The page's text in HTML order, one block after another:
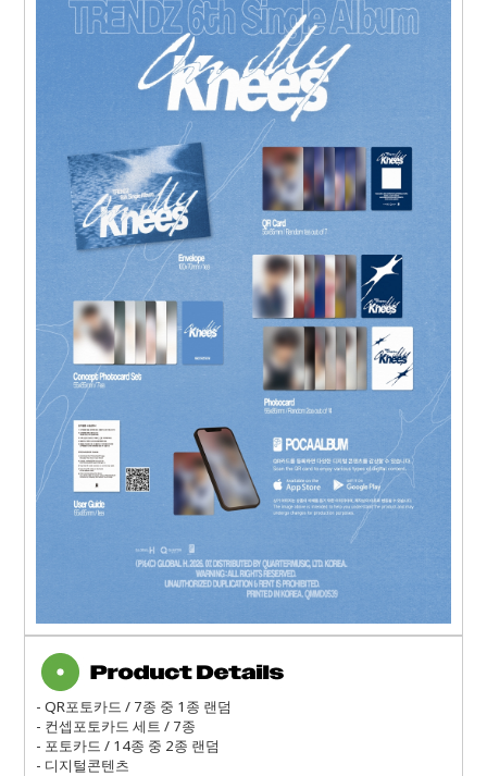
- QR포토카드 / 7종 중 1종 랜덤
- 컨셉포토카드 세트 / 7종
- 포토카드 / 14종 중 2종 랜덤
- 디지털콘텐츠